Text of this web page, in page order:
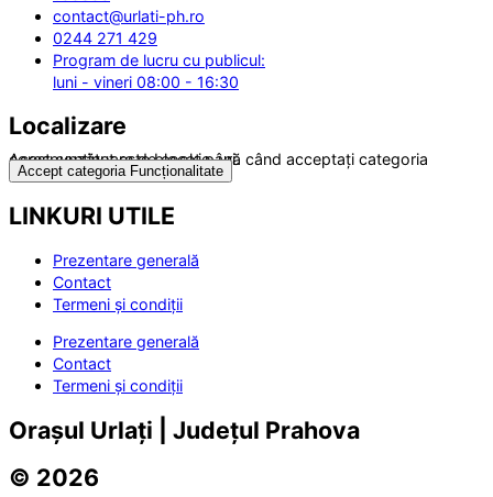
contact@urlati-ph.ro
0244 271 429
Program de lucru cu publicul:
luni - vineri 08:00 - 16:30
Localizare
Acest conținut este blocat până când acceptați categoria corespunzătoare de cookie-uri.
Accept categoria Funcționalitate
LINKURI UTILE
Prezentare generală
Contact
Termeni și condiții
Prezentare generală
Contact
Termeni și condiții
Orașul Urlați | Județul Prahova
© 2026